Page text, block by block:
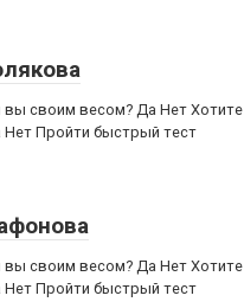
своим весом? Да Нет Хотите
Нет Пройти быстрый тест
своим весом? Да Нет Хотите
Нет Пройти быстрый тест